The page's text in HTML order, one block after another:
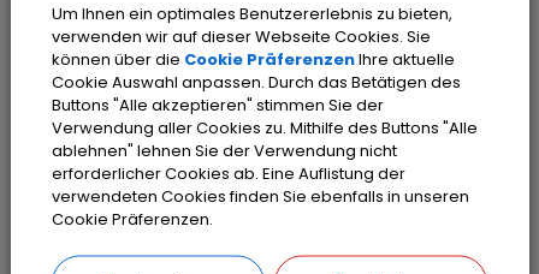
02.12.2026 06:00Uhr
29.12.2026 06:00Uhr
Um Ihnen ein optimales Benutzererlebnis zu bieten,
verwenden wir auf dieser Webseite Cookies. Sie
können über die Cookie PräferenzenIhre aktuelle
Cookie Auswahl anpassen. Durch das Betätigen des
Buttons "Alle akzeptieren" stimmen Sie der
Verwendung aller Cookies zu. Mithilfe des Buttons "Alle
ablehnen" lehnen Sie der Verwendung nicht
erforderlicher Cookies ab. Eine Auflistung der
verwendeten Cookies finden Sie ebenfalls in unseren
Cookie Präferenzen.